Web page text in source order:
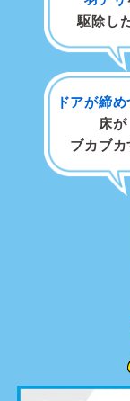
駆除し
ドアが締
床が
ブカブカ